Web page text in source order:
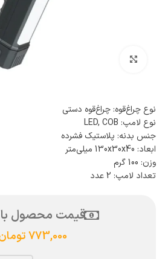
نوع چراغ‌قوه: چراغ‌قوه دستی
نوع لامپ: LED, COB
جنس بدنه: پلاستیک فشرده
ابعاد: 130x30x40 میلی‌متر
وزن: 100 گرم
تعداد لامپ: 2 عدد
قیمت محصول با
773,000